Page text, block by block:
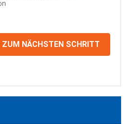
Parks-Ring 11-15
Friedrich-
28816 Brinkum-
an der A 1 -
ZUM NÄCHSTEN SCHRITT